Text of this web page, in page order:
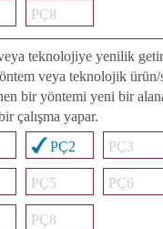
PÇ8
teknolojiye yenilik
veya teknolojik ürün/
bir yöntemi yeni bir
çalışma yapar.
PÇ2 PÇ3
PÇ5 PÇ6
PÇ8